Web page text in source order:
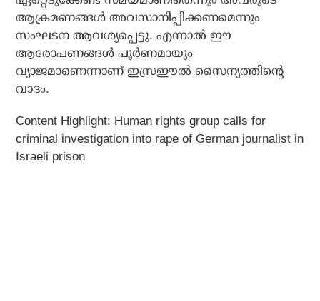
ആക്രമണങ്ങള്‍ അവസാനിപ്പിക്കണമെന്നും
സംഘടന ആവശ്യപ്പെട്ടു. എന്നാല്‍ ഈ
ആരോപണങ്ങള്‍ പൂര്‍ണമായും
വ്യാജമാണെന്നാണ് ഇസ്രഈല്‍ സൈന്യത്തിന്റെ
വാദം.
Content Highlight: Human rights group calls for
criminal investigation into rape of German journalist in
Israeli prison